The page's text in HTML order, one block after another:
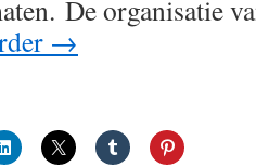
De organisatie
→